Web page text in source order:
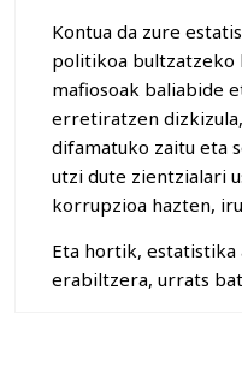
Kontua da zure
politikoa bultzatzeko
mafiosoak baliabide
erretiratzen
difamatuko zaitu eta
utzi dute zientzialari
korrupzioa hazten,
Eta hortik, estatistika
erabiltzera, urrats